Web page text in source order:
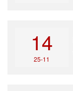
14
25-11